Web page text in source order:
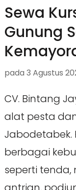
Sewa
Gunung
pada 3 Agustus
CV. Bintang
alat pesta
Jabodetabek.
berbagai
seperti tenda,